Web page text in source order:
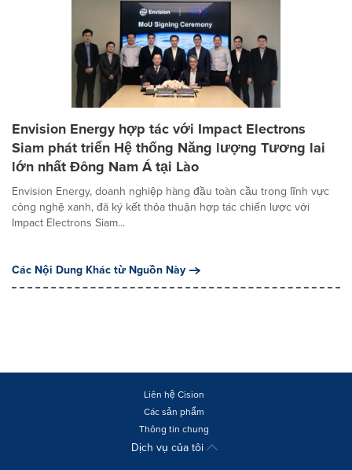
Envision Energy hợp tác với Impact Electrons
Siam phát triển Hệ thống Năng lượng Tương lai
lớn nhất Đông Nam Á tại Lào
Envision Energy, doanh nghiệp hàng đầu toàn cầu trong lĩnh vực
công nghệ xanh, đã ký kết thỏa thuận hợp tác chiến lược với
Impact Electrons Siam...
Các Nội Dung Khác từ Nguồn Này
Liên hệ Cision
Các sản phẩm
Thông tin chung
Dịch vụ của tôi